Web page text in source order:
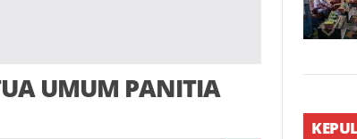
UMUM PANITIA